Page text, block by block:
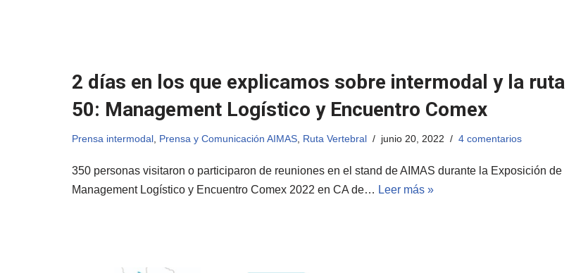
2 días en los que explicamos sobre intermodal y la ruta
50: Management Logístico y Encuentro Comex
Prensa intermodal Prensa y Comunicación AIMAS Ruta Vertebral junio 20, 2022 4 comentarios
350 personas visitaron o participaron de reuniones en el stand de AIMAS durante la Exposición de
Management Logístico y Encuentro Comex 2022 en CA de… Leer más »